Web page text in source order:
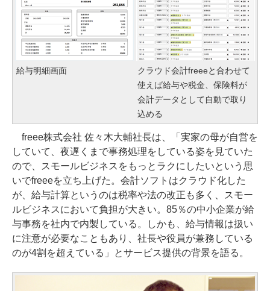
給与明細画面
クラウド会計freeeと合わせて
使えば給与や税金、保険料が
会計データとして自動で取り
込める
freee株式会社 佐々木大輔社長は、「実家の母が自営を
していて、夜遅くまで事務処理をしている姿を見ていた
ので、スモールビジネスをもっとラクにしたいという思
いでfreeeを立ち上げた。会計ソフトはクラウド化した
が、給与計算というのは税率や法の改正も多く、スモー
ルビジネスにおいて負担が大きい。85％の中小企業が給
与事務を社内で内製している。しかも、給与情報は扱い
に注意が必要なこともあり、社長や役員が兼務している
のが4割を超えている」とサービス提供の背景を語る。